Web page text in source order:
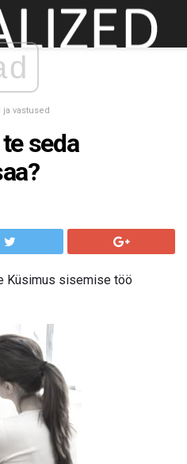
vastused
seda
Küsimus sisemise töö